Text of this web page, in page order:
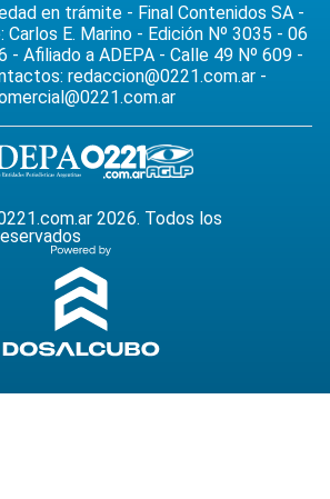
en trámite - Final Contenidos SA -
E. Marino - Edición Nº 3035 - 06
- Afiliado a ADEPA - Calle 49 Nº 609 -
redaccion@0221.com.ar -
2026. Todos los